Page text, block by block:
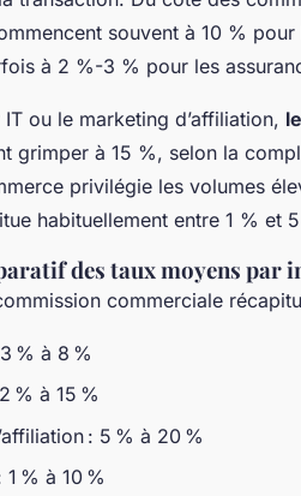
souvent à 10 %
à 2 %-3 % pour les
ou le marketing d’affiliation,
grimper à 15 %, selon la
privilégie les volumes
habituellement entre 1 % et
des taux moyens par
commerciale
% à 8 %
% à 15 %
: 5 % à 20 %
% à 10 %